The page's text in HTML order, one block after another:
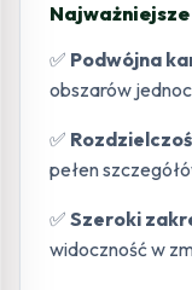
✅ Podwójna
obszarów
✅
pełen
✅ Szeroki
widoczność w